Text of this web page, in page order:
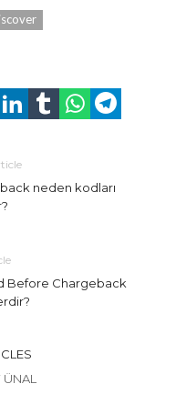
neden kodları
Before Chargeback